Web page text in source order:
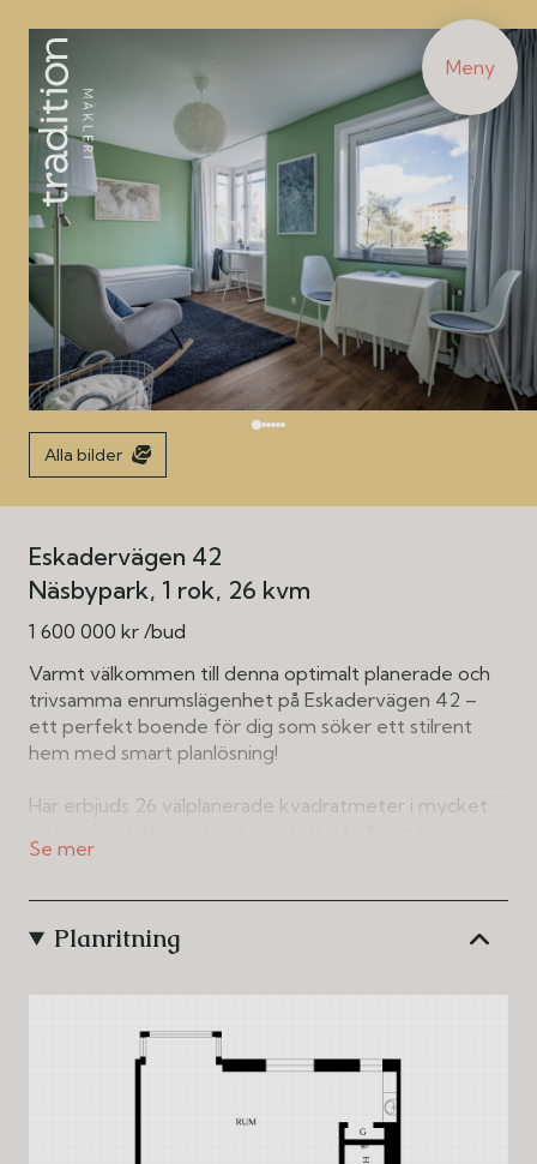
Meny
Alla bilder
Eskadervägen 42
Näsbypark 1 rok 26 kvm
1 600 000 kr /bud
Varmt välkommen till denna optimalt planerade och
trivsamma enrumslägenhet på Eskadervägen 42 –
ett perfekt boende för dig som söker ett stilrent
hem med smart planlösning!
Här erbjuds 26 välplanerade kvadratmeter i mycket
ger ett härligt ljusinsläpp och en luftig känsla.
matbord och en mindre sittgrupp för den som
boendemiljö. Det helkaklade badrummet är fräscht,
rymligt och håller en hög standard.
Bostaden är genomgående mycket fräsch och
präglas av en harmonisk färgsättning i jordnära toner
Planritning